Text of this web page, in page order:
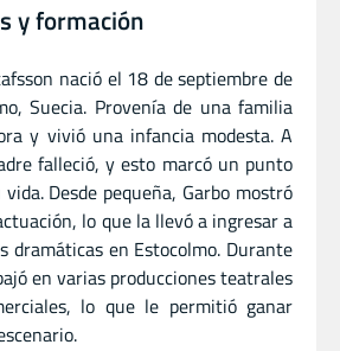
y formación
nació el 18 de septiembre de
Suecia. Provenía de una familia
y vivió una infancia modesta. A
falleció, y esto marcó un punto
Desde pequeña, Garbo mostró
lo que la llevó a ingresar a
dramáticas en Estocolmo. Durante
en varias producciones teatrales
lo que le permitió ganar